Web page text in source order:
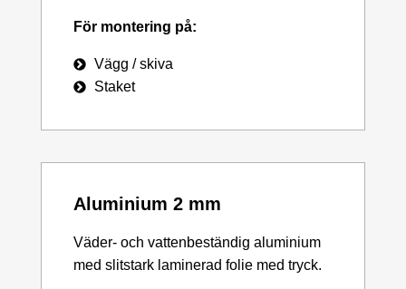
För montering på:
Vägg / skiva
Staket
Aluminium 2 mm
Väder- och vattenbeständig aluminium
med slitstark laminerad folie med tryck.